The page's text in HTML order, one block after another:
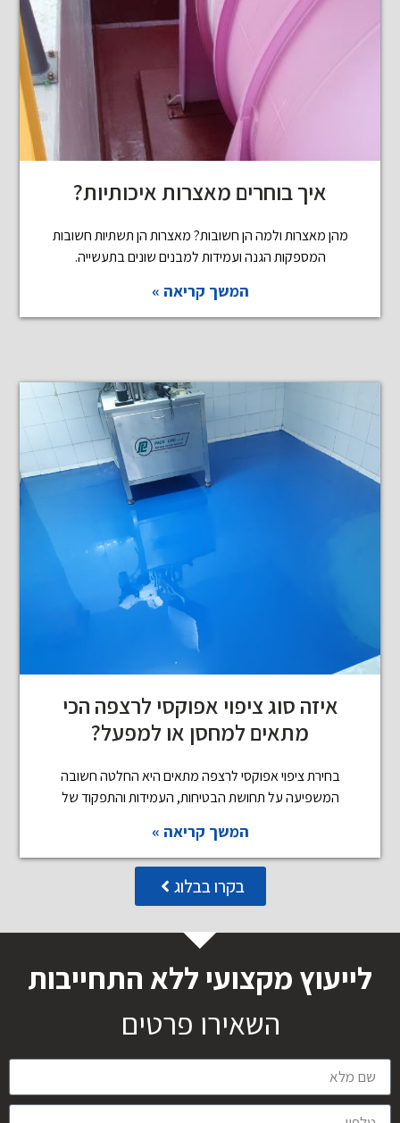
איך בוחרים מאצרות איכותיות?
מהן מאצרות ולמה הן חשובות? מאצרות הן תשתיות חשובות
המספקות הגנה ועמידות למבנים שונים בתעשייה.
המשך קריאה »
איזה סוג ציפוי אפוקסי לרצפה הכי
מתאים למחסן או למפעל?
בחירת ציפוי אפוקסי לרצפה מתאים היא החלטה חשובה
המשפיעה על תחושת הבטיחות, העמידות והתפקוד של
המשך קריאה »
בקרו בבלוג
לייעוץ מקצועי ללא התחייבות
השאירו פרטים